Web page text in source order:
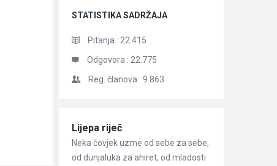
STATISTIKA SADRŽAJA
Pitanja : 22.415
Odgovora : 22.775
Reg. članova : 9.863
Članci
Lijepa riječ
Neka čovjek uzme od sebe za sebe,
od dunjaluka za ahiret, od mladosti